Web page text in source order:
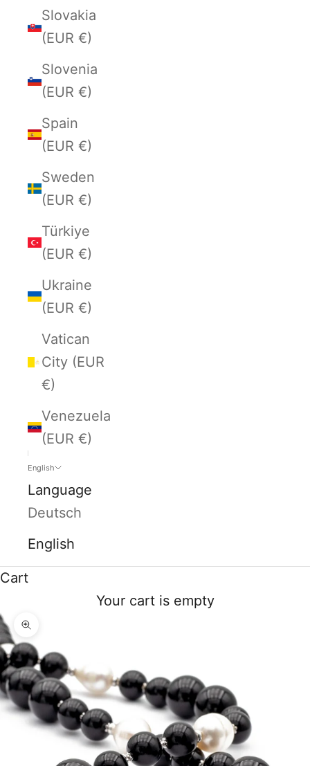
Slovakia
(EUR €)
Slovenia
(EUR €)
Spain
(EUR €)
Sweden
(EUR €)
Türkiye
(EUR €)
Ukraine
(EUR €)
Vatican
City (EUR
€)
Venezuela
(EUR €)
English
Language
Deutsch
English
Cart
Your cart is empty
Zoom picture